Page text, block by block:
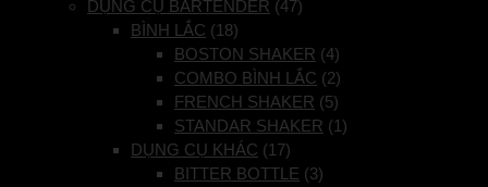
DỤNG CỤ BARTENDER (47)
BÌNH LẮC (18)
BOSTON SHAKER (4)
COMBO BÌNH LẮC (2)
FRENCH SHAKER (5)
STANDAR SHAKER (1)
DỤNG CỤ KHÁC (17)
BITTER BOTTLE (3)